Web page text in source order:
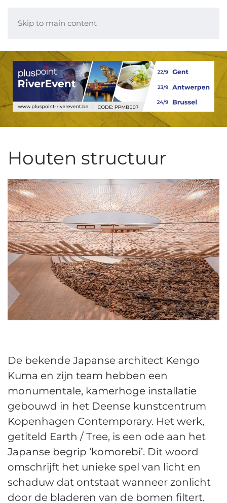
Skip to main content
Houten structuur
De bekende Japanse architect Kengo
Kuma en zijn team hebben een
monumentale, kamerhoge installatie
gebouwd in het Deense kunstcentrum
Kopenhagen Contemporary. Het werk,
getiteld Earth / Tree, is een ode aan het
Japanse begrip ‘komorebi’. Dit woord
omschrijft het unieke spel van licht en
schaduw dat ontstaat wanneer zonlicht
door de bladeren van de bomen filtert.